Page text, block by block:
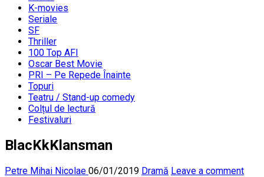
K-movies
Seriale
SF
Thriller
100 Top AFI
Oscar Best Movie
PRI – Pe Repede Înainte
Topuri
Teatru / Stand-up comedy
Colțul de lectură
Festivaluri
BlacKkKlansman
Petre Mihai Nicolae 06/01/2019 Dramă Leave a comment